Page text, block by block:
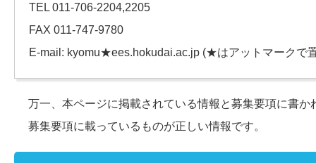
TEL 011-706-2204,2205
FAX 011-747-9780
E-mail: kyomu★ees.hokudai.ac.jp (★はアットマークで
万一、本ページに掲載されている情報と募集要項に書
募集要項に載っているものが正しい情報です。